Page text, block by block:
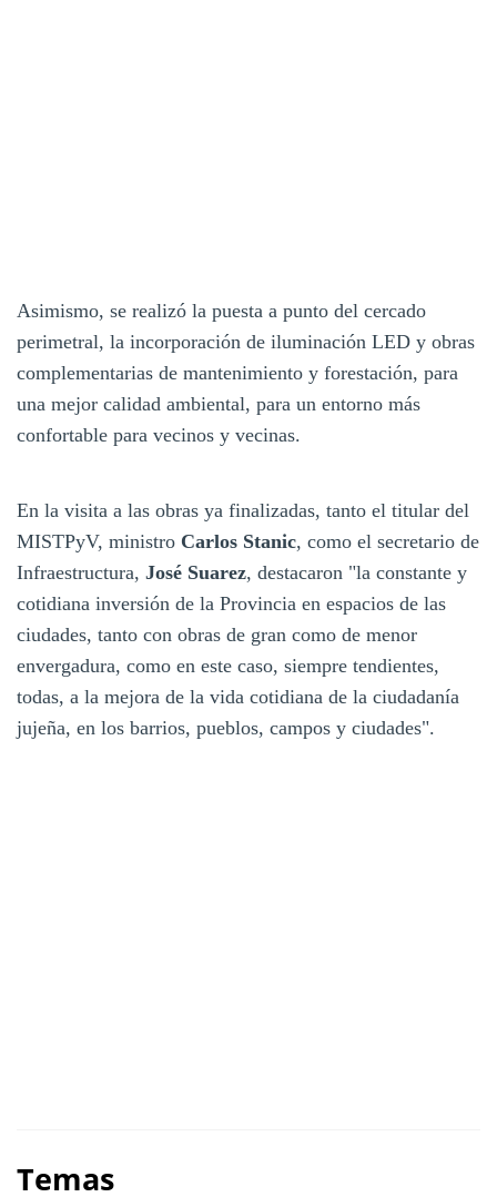
Asimismo, se realizó la puesta a punto del cercado
perimetral, la incorporación de iluminación LED y obras
complementarias de mantenimiento y forestación, para
una mejor calidad ambiental, para un entorno más
confortable para vecinos y vecinas.
En la visita a las obras ya finalizadas, tanto el titular del
MISTPyV, ministro Carlos Stanic, como el secretario de
Infraestructura, José Suarez, destacaron "la constante y
cotidiana inversión de la Provincia en espacios de las
ciudades, tanto con obras de gran como de menor
envergadura, como en este caso, siempre tendientes,
todas, a la mejora de la vida cotidiana de la ciudadanía
jujeña, en los barrios, pueblos, campos y ciudades".
Temas